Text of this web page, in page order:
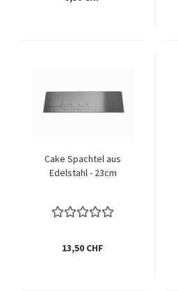
Cake Spachtel aus
Edelstahl - 23cm
13,50 CHF